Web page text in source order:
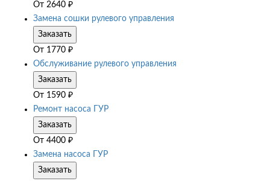
От 2640 ₽
Замена сошки рулевого управления
Заказать
От 1770 ₽
Обслуживание рулевого управления
Заказать
От 1590 ₽
Ремонт насоса ГУР
Заказать
От 4400 ₽
Замена насоса ГУР
Заказать